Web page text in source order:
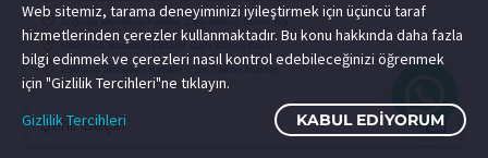
Doğrular Mahallesi Katlanır Cam Balkon Servis Ağı
Halitpaşa Mahallesi Katlanır Cam Balkon Bayii
Eminbey Mahallesi Katlanır Cam Balkon Montajı
Şehir Seçin
Web sitemiz, tarama deneyiminizi iyileştirmek için üçüncü taraf
hizmetlerinden çerezler kullanmaktadır. Bu konu hakkında daha fazla
bilgi edinmek ve çerezleri nasıl kontrol edebileceğinizi öğrenmek
için "Gizlilik Tercihleri"ne tıklayın.
Gizlilik Tercihleri
KABUL EDIYORUM